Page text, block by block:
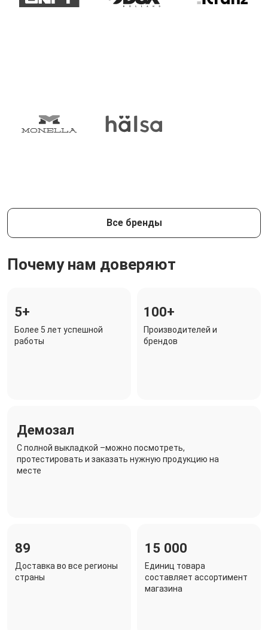
Все бренды
Почему нам доверяют
5+
Более 5 лет успешной
работы
100+
Производителей и
брендов
Демозал
C полной выкладкой –можно посмотреть,
протестировать и заказать нужную продукцию на
месте
89
Доставка во все регионы
страны
15 000
Единиц товара
составляет ассортимент
магазина